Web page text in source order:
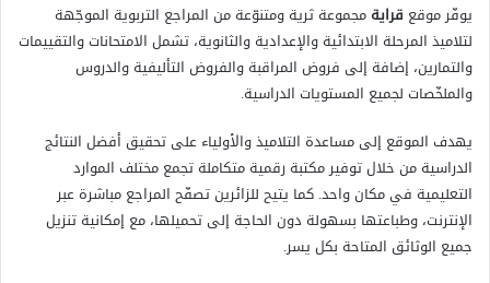
يوفّر موقع قرايةمجموعة ثرية ومتنوّعة من المراجع التربوية الموجّهة
لتلاميذ المرحلة الابتدائية والإعدادية والثانوية، تشمل الامتحانات والتقييمات
والتمارين، إضافة إلى فروض المراقبة والفروض التأليفية والدروس
والملخّصات لجميع المستويات الدراسية.
يهدف الموقع إلى مساعدة التلاميذ والأولياء على تحقيق أفضل النتائج
الدراسية من خلال توفير مكتبة رقمية متكاملة تجمع مختلف الموارد
التعليمية في مكان واحد. كما يتيح للزائرين تصفّح المراجع مباشرة عبر
الإنترنت، وطباعتها بسهولة دون الحاجة إلى تحميلها، مع إمكانية تنزيل
جميع الوثائق المتاحة بكل يسر.